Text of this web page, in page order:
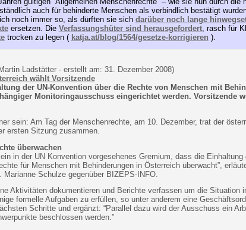
auch für behinderte Menschen als verbindlich bestätigt
noch immer so, als dürften sie sich darüber noch lange
ersetzen. Die Verfassungshüter sind herausgefordert, rasch für
trocken zu legen ( katja.at/blog/1564/gesetze-korrigieren ).
Ladstätter · erstellt am: 31. Dezember 2008)
wählt Vorsitzende
der UN-Konvention über die Rechte von Menschen mit
Monitoringausschuss eingerichtet werden. Vorsitzende
sein: Am Tag der Menschenrechte, am 10. Dezember, trat der
ersten Sitzung zusammen.
überwachen
in der UN Konvention vorgesehenes Gremium, dass die Einhaltung
für Menschen mit Behinderungen in Österreich überwacht”,
Schulze gegenüber BIZEPS-INFO.
Aktivitäten dokumentieren und Berichte verfassen um die Situation
formelle Aufgaben zu erfüllen, so unter anderem eine
Schritte und ergänzt: “Parallel dazu wird der Ausschuss ein
beschlossen werden.”